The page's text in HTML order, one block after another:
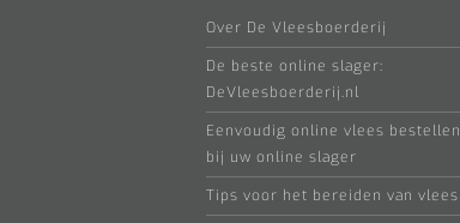
Over De Vleesboerderij
De beste online slager:
DeVleesboerderij.nl
Eenvoudig online vlees bestellen
bij uw online slager
Tips voor het bereiden van vlees